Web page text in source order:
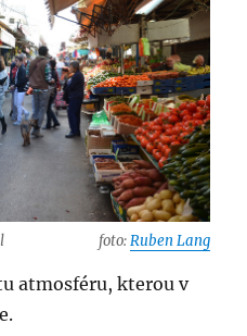
foto:Ruben Lang
atmosféru, kterou v